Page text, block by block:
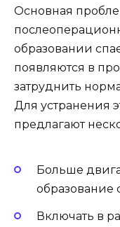
Основная
образовании
появляются в
затруднить
Для устранения
предлагают
Больше
образование
Включать в